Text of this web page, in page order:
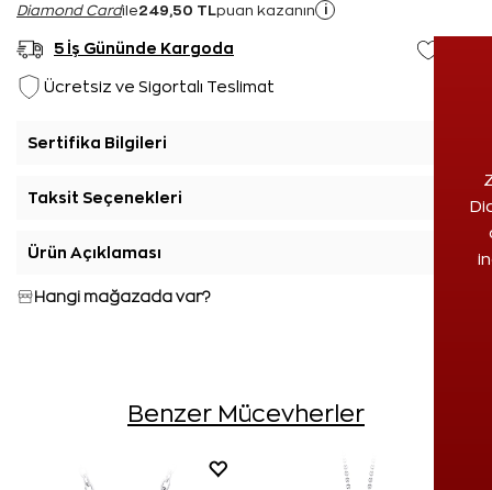
Diamond Cardile249,50 TL puan kazanın i
5 İş Gününde Kargoda
Ücretsiz ve Sigortalı Teslimat
Sertifika Bilgileri
Taksit Seçenekleri
Ürün Açıklaması
Hangi mağazada var?
Benzer Mücevherler